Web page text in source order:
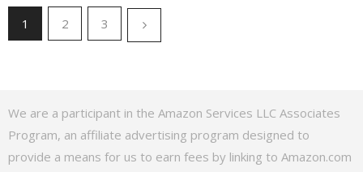
1 2 3
We are a participant in the Amazon Services LLC Associates
Program, an affiliate advertising program designed to
provide a means for us to earn fees by linking to Amazon.com